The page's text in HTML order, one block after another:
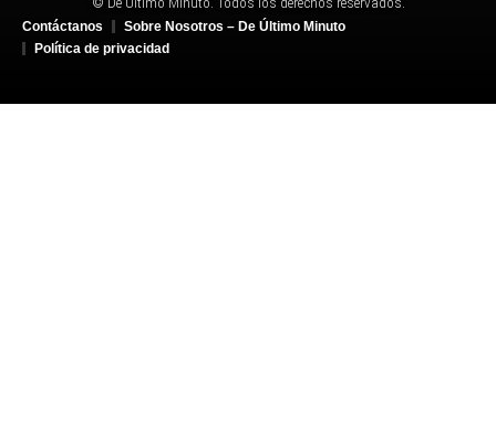
Contáctanos
Sobre Nosotros – De Último Minuto
Política de privacidad